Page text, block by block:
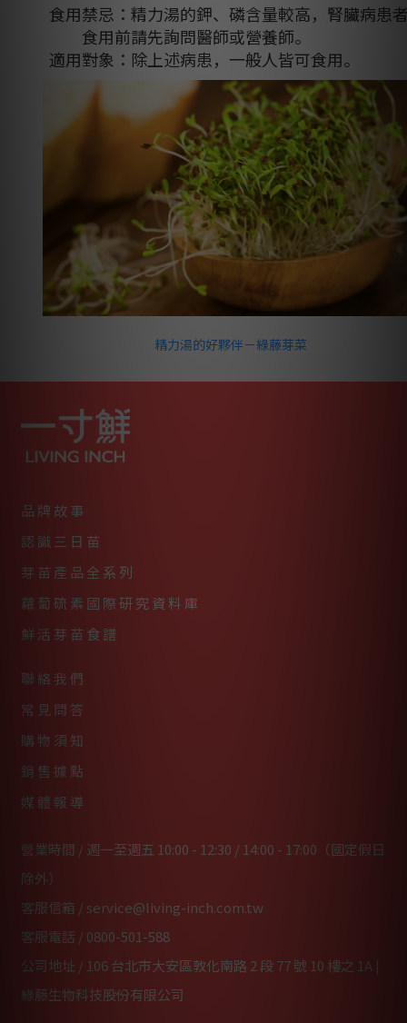
食用禁忌：精力湯的鉀、磷含量較高，腎臟病患
食用前請先詢問醫師或營養師。
適用對象：除上述病患，一般人皆可食用。
精力湯的好夥伴－綠藤芽菜
品牌故事
認識三日苗
芽苗產品全系列
蘿蔔硫素國際研究資料庫
鮮活芽苗食譜
聯絡我們
常見問答
購物須知
銷售據點
媒體報導
營業時間 / 週一至週五 10:00 - 12:30 / 14:00 - 17:00（國定假日
除外）
客服信箱 / service@living-inch.com.tw
客服電話 / 0800-501-588
公司地址 / 106 台北市大安區敦化南路 2 段 77 號 10 樓之 1A |
綠藤生物科技股份有限公司